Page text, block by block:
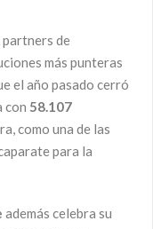
partners de
más punteras
el año pasado cerró
con 58.107
como una de las
para la
además celebra su